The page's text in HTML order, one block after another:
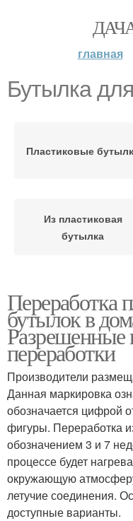
главная
Бутылка
Пластиковые
Из пластиковая
бутылка
Пластик из
пластиковых
Переработка
бутылок в
Разрешенные
переработки
Производители
Данная маркировка
обозначается цифрой
фигуры. Переработка
обозначением 3 и 7
процессе будет
окружающую
летучие соединения.
доступные варианты.